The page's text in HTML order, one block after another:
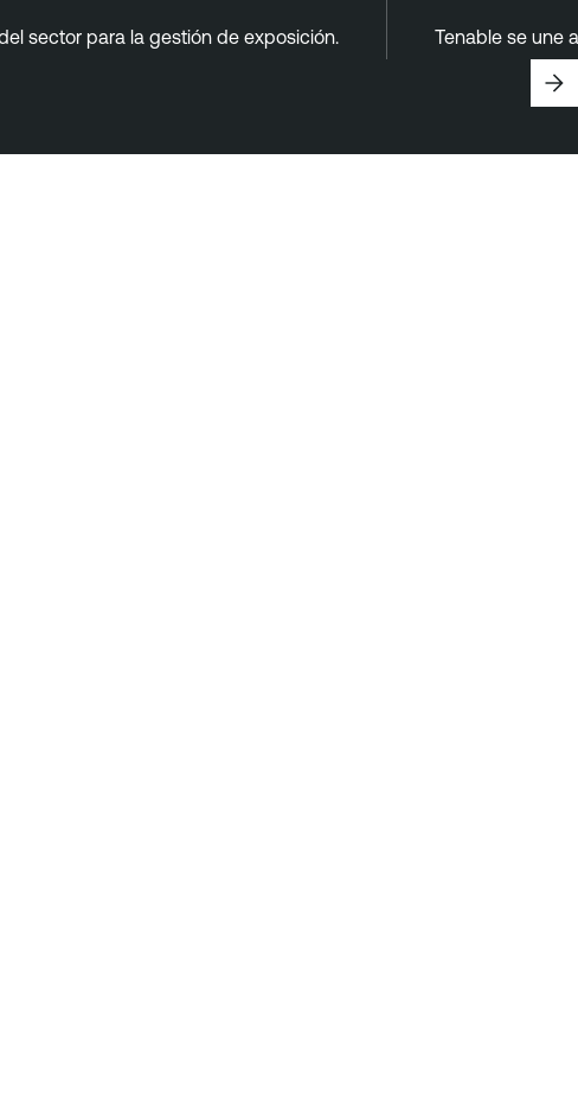
sector para la gestión de exposición. Tenable se une